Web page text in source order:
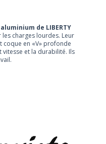
de LIBERTY
charges lourdes. Leur
en «V» profonde
vitesse et la durabilité. Ils